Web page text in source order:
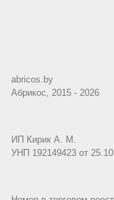
abricos.by
Абрикос, 2015 - 2026
ИП Кирик А. М.
УНП 192149423 от